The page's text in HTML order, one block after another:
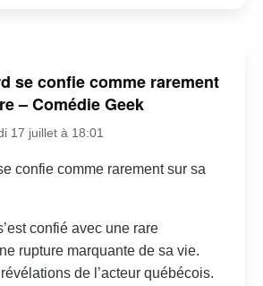
se confie comme rarement
– Comédie Geek
17 juillet à 18:01
confie comme rarement sur sa
confié avec une rare
rupture marquante de sa vie.
de l’acteur québécois.